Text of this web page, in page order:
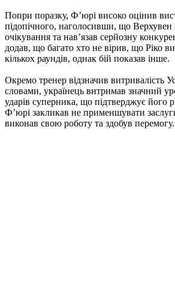
Попри поразку, Ф’юрі високо оцінив
підопічного, наголосивши, що
очікування та нав’язав серйозну
додав, що багато хто не вірив, що Ріко
кількох раундів, однак бій показав інше.
Окремо тренер відзначив витривалість
словами, українець витримав значний
ударів суперника, що підтверджує його
Ф’юрі закликав не применшувати
виконав свою роботу та здобув перемогу.